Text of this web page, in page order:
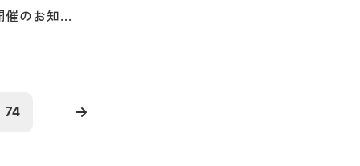
催のお知...
74